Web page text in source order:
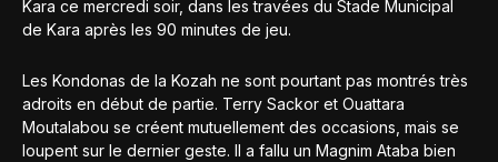
Kara ce mercredi soir, dans les travées du Stade Municipal
de Kara après les 90 minutes de jeu.
Les Kondonas de la Kozah ne sont pourtant pas montrés très
adroits en début de partie. Terry Sackor et Ouattara
Moutalabou se créent mutuellement des occasions, mais se
loupent sur le dernier geste. Il a fallu un Magnim Ataba bien